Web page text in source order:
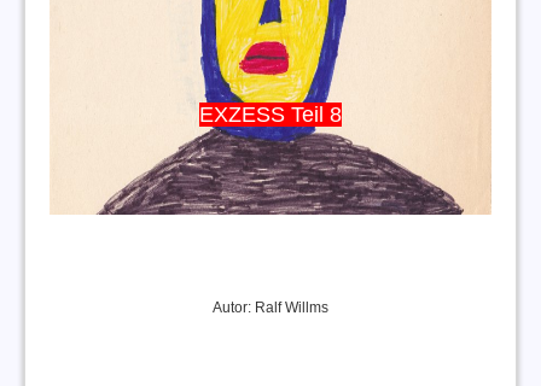
EXZESS Teil 8
Autor: Ralf Willms